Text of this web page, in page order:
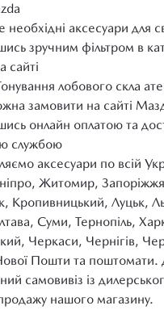
необхідні аксесуари для
зручним фільтром в
сайті
лобового скла
замовити на сайті
онлайн оплатою та
службою
аксесуари по всій
Житомир,
Кропивницький, Луцьк,
Суми, Тернопіль,
Черкаси, Чернігів,
Пошти та поштомати.
самовивіз із
нашого магазину.